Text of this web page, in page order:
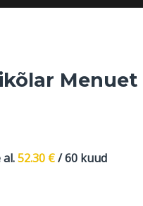
Menuet
al.52.30 €/ 60 kuud